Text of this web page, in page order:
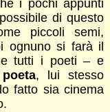
i pochi appunti
di questo
piccoli semi,
ognuno si farà il
tutti i poeti – e
, lui stesso
fatto sia cinema